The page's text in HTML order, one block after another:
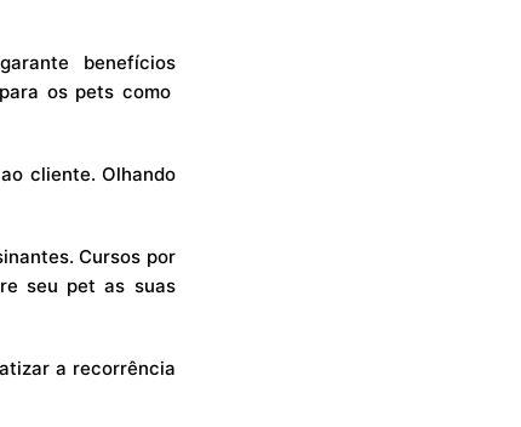
benefícios
os pets como
cliente. Olhando
Cursos por
seu pet as suas
a recorrência